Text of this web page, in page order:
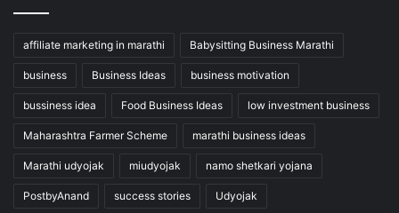
affiliate marketing in marathi Babysitting Business Marathi
business Business Ideas business motivation
bussiness idea Food Business Ideas low investment business
Maharashtra Farmer Scheme marathi business ideas
Marathi udyojak miudyojak namo shetkari yojana
PostbyAnand success stories Udyojak